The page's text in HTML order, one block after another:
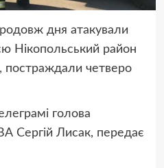
дня атакували
Нікопольський район
постраждали четверо
голова
Сергій Лисак, передає